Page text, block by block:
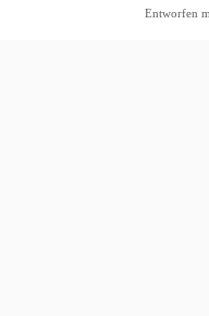
Entworfen